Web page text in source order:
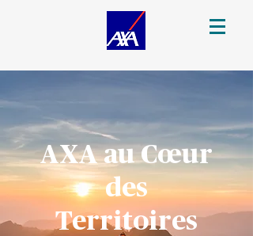
AXA au Cœur
des
Territoires